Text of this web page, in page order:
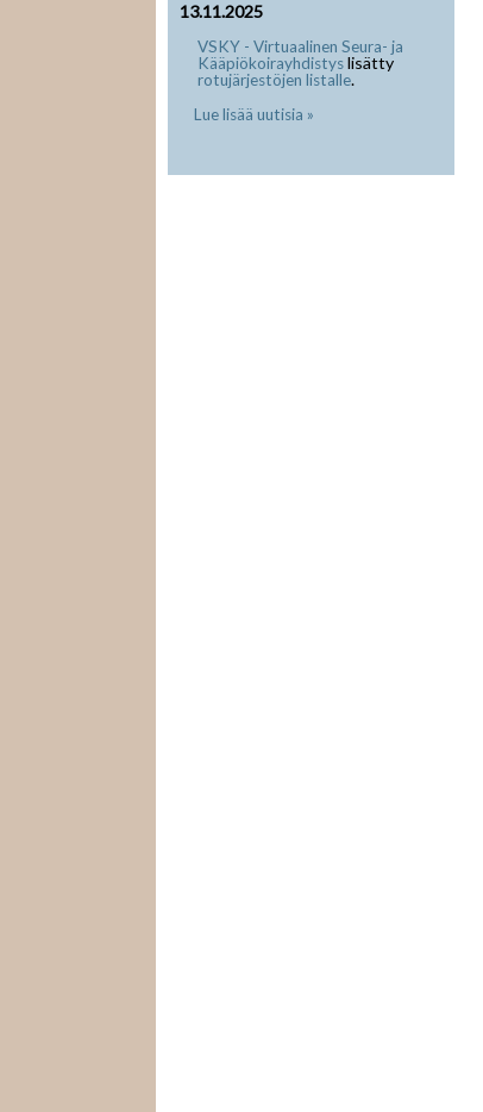
13.11.2025
VSKY - Virtuaalinen Seura- ja
Kääpiökoirayhdistyslisätty
rotujärjestöjen listalle.
Lue lisää uutisia »